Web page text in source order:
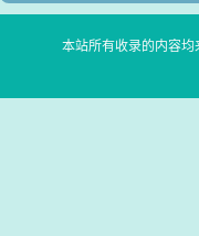
本站所有收录的内容均